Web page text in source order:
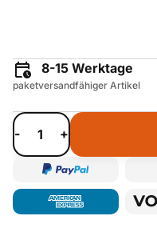
8-15 Werktage
paketversandfähiger Artikel
- +